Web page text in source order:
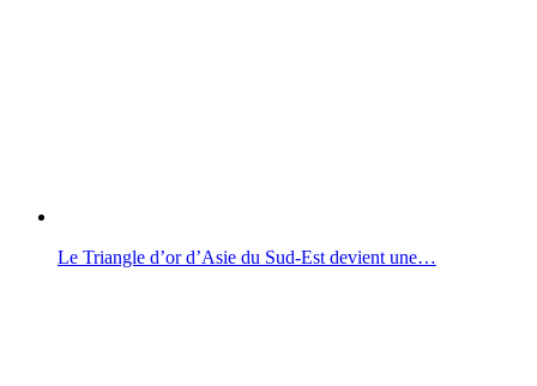
Le Triangle d’or d’Asie du Sud-Est devient une…